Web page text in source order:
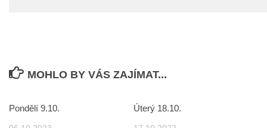
MOHLO BY VÁS ZAJÍMAT...
Pondělí 9.10. Úterý 18.10.